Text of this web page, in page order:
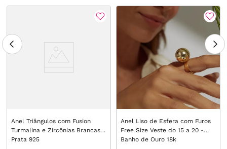
Anel Triângulos com Fusion
Turmalina e Zircônias Brancas -
Prata 925
Anel Liso de Esfera com Furos
Free Size Veste do 15 a 20 -
Banho de Ouro 18k